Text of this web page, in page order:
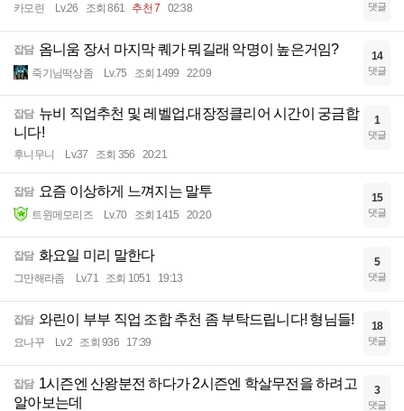
카모린 Lv.26 조회 861 추천 7 02:38 댓글
잡담 옴니움 장서 마지막 퀘가 뭐길래 악명이 높은거임?
죽기님떡상좀 Lv.75 조회 1499 22:09
14
댓글
잡담 뉴비 직업추천 및 레벨업,대장정클리어 시간이 궁금합
니다!
후니무니 Lv.37 조회 356 20:21
1
댓글
잡담 요즘 이상하게 느껴지는 말투
트윈메모리즈 Lv.70 조회 1415 20:20
15
댓글
잡담 화요일 미리 말한다
그만해라좀 Lv.71 조회 1051 19:13
5
댓글
잡담 와린이 부부 직업 조합 추천 좀 부탁드립니다! 형님들!
요나꾸 Lv.2 조회 936 17:39
18
댓글
잡담 1시즌엔 산왕분전 하다가 2시즌엔 학살무전을 하려고
알아보는데
3
댓글